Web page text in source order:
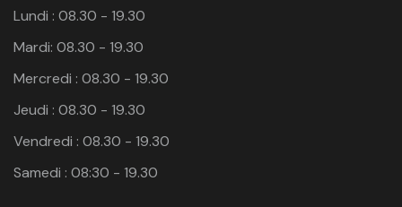
Lundi : 08.30 - 19.30
Mardi: 08.30 - 19.30
Mercredi : 08.30 - 19.30
Jeudi : 08.30 - 19.30
Vendredi : 08.30 - 19.30
Samedi : 08:30 - 19.30